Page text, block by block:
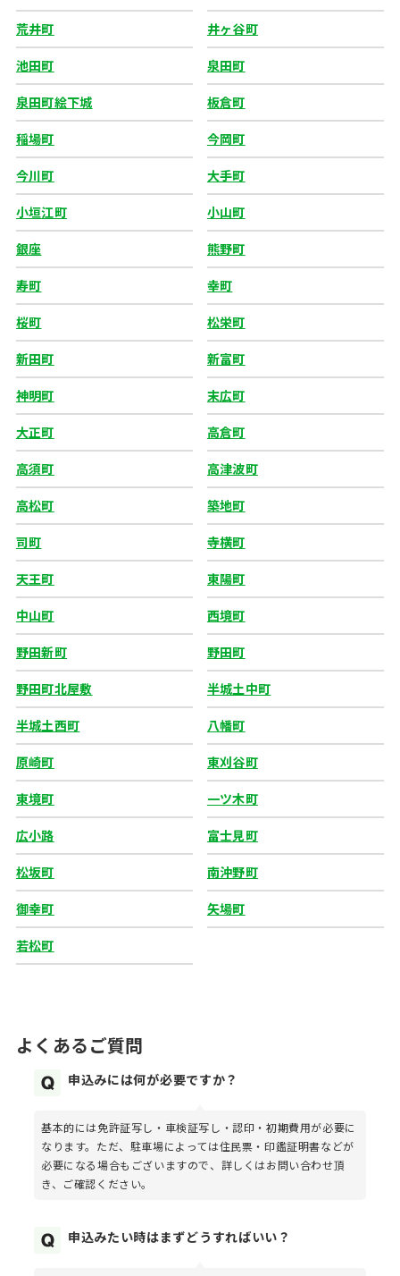
荒井町 井ヶ谷町
池田町 泉田町
泉田町絵下城 板倉町
稲場町 今岡町
今川町 大手町
小垣江町 小山町
銀座 熊野町
寿町 幸町
桜町 松栄町
新田町 新富町
神明町 末広町
大正町 高倉町
高須町 高津波町
高松町 築地町
司町 寺横町
天王町 東陽町
中山町 西境町
野田新町 野田町
野田町北屋敷 半城土中町
半城土西町 八幡町
原崎町 東刈谷町
東境町 一ツ木町
広小路 富士見町
松坂町 南沖野町
御幸町 矢場町
若松町
よくあるご質問
申込みには何が必要ですか？
基本的には免許証写し・車検証写し・認印・初期費用が必要に
なります。ただ、駐車場によっては住民票・印鑑証明書などが
必要になる場合もございますので、詳しくはお問い合わせ頂
き、ご確認ください。
申込みたい時はまずどうすればいい？